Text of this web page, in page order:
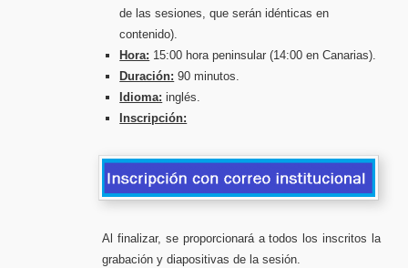
de las sesiones, que serán idénticas en
contenido).
Hora: 15:00 hora peninsular (14:00 en Canarias).
Duración: 90 minutos.
Idioma: inglés.
Inscripción:
Al finalizar, se proporcionará a todos los inscritos la
grabación y diapositivas de la sesión.